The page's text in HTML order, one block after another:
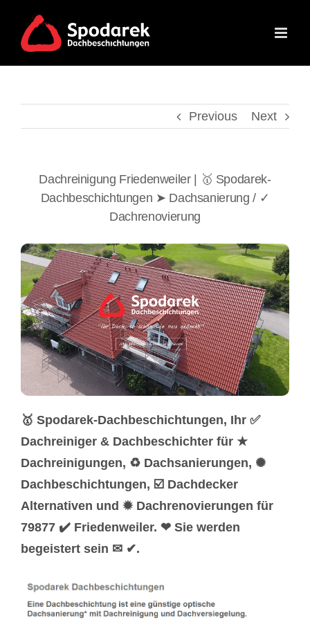
content
Previous Next
Dachreinigung Friedenweiler | 🥇 Spodarek-
Dachbeschichtungen ➤ Dachsanierung / ✓
Dachrenovierung
🥇 Spodarek-Dachbeschichtungen, Ihr ✅
Dachreiniger & Dachbeschichter für ★
Dachreinigungen, ♻ Dachsanierungen, ✺
Dachbeschichtungen, ☑️ Dachdecker
Alternativen und ✹ Dachrenovierungen für
79877 ✔️ Friedenweiler. ❤ Sie werden
begeistert sein ✉ ✔.